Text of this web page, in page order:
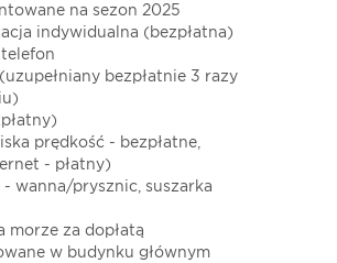
na sezon 2025
indywidualna (bezpłatna)
telefon
bezpłatnie 3 razy
prędkość - bezpłatne,
- płatny)
- wanna/prysznic, suszarka
morze za dopłatą
w budynku głównym